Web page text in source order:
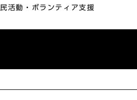
活動・ボランティア支援